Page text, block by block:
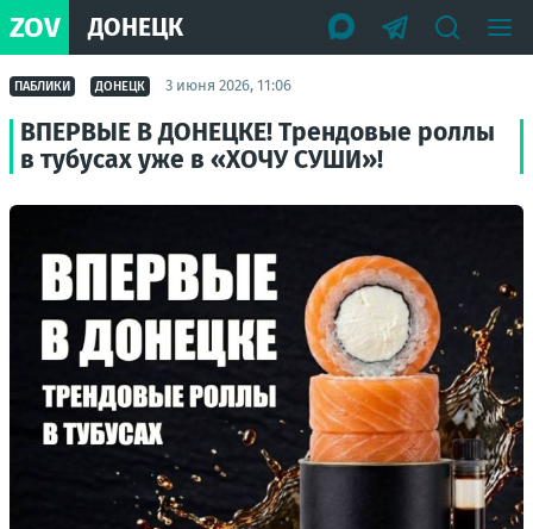
ZOV ДОНЕЦК
ПАБЛИКИ ДОНЕЦК 3 июня 2026, 11:06
ВПЕРВЫЕ В ДОНЕЦКЕ! Трендовые роллы
в тубусах уже в «ХОЧУ СУШИ»!